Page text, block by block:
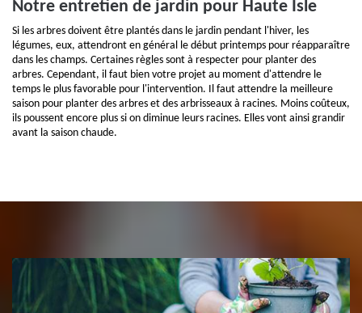
Notre entretien de jardin pour Haute Isle
Si les arbres doivent être plantés dans le jardin pendant l'hiver, les
légumes, eux, attendront en général le début printemps pour réapparaître
dans les champs. Certaines règles sont à respecter pour planter des
arbres. Cependant, il faut bien votre projet au moment d'attendre le
temps le plus favorable pour l'intervention. Il faut attendre la meilleure
saison pour planter des arbres et des arbrisseaux à racines. Moins coûteux,
ils poussent encore plus si on diminue leurs racines. Elles vont ainsi grandir
avant la saison chaude.